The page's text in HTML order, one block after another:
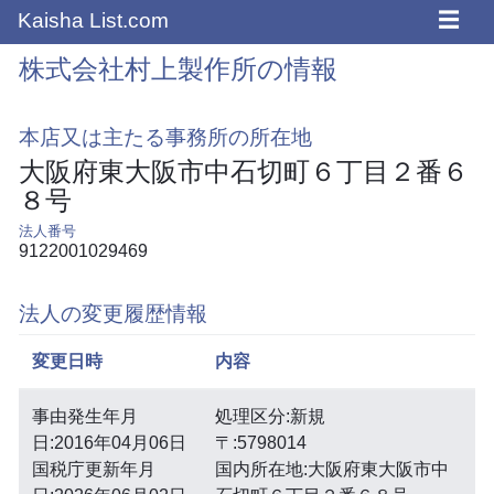
Kaisha List.com ☰
株式会社村上製作所の情報
本店又は主たる事務所の所在地
大阪府東大阪市中石切町６丁目２番６
８号
法人番号
9122001029469
法人の変更履歴情報
変更日時 内容
事由発生年月
日:2016年04月06日
国税庁更新年月
処理区分:新規
〒:5798014
国内所在地:大阪府東大阪市中